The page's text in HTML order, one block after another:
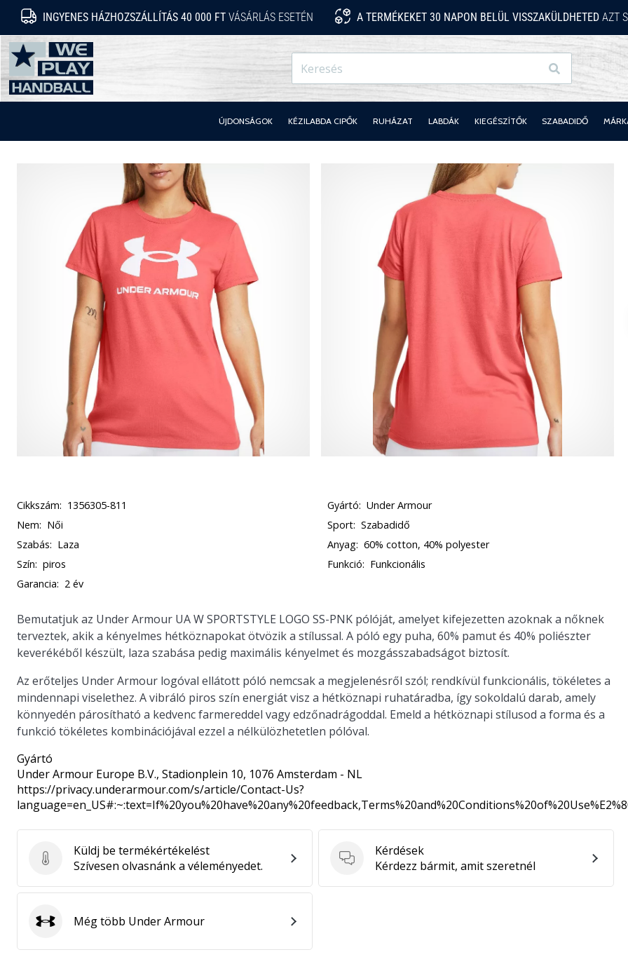
INGYENES HÁZHOZSZÁLLÍTÁS 40 000 FT VÁSÁRLÁS ESETÉN A TERMÉKEKET 30 NAPON BELÜL VISSZAKÜLDHETEDAZT
WePlayHandball.hu
Keresés
ÚJDONSÁGOK KÉZILABDA CIPŐK RUHÁZAT LABDÁK KIEGÉSZÍTŐK SZABADIDŐ
Cikkszám: 1356305-811 Gyártó: Under Armour
Nem: Női Sport: Szabadidő
Szabás: Laza Anyag: 60% cotton, 40% polyester
Szín: piros Funkció: Funkcionális
Garancia: 2 év
Bemutatjuk az Under Armour UA W SPORTSTYLE LOGO SS-PNK pólóját, amelyet kifejezetten azoknak a nőknek
terveztek, akik a kényelmes hétköznapokat ötvözik a stílussal. A póló egy puha, 60% pamut és 40% poliészter
keverékéből készült, laza szabása pedig maximális kényelmet és mozgásszabadságot biztosít.
Az erőteljes Under Armour logóval ellátott póló nemcsak a megjelenésről szól; rendkívül funkcionális, tökéletes a
mindennapi viselethez. A vibráló piros szín energiát visz a hétköznapi ruhatáradba, így sokoldalú darab, amely
könnyedén párosítható a kedvenc farmereddel vagy edzőnadrágoddal. Emeld a hétköznapi stílusod a forma és a
funkció tökéletes kombinációjával ezzel a nélkülözhetetlen pólóval.
Gyártó
Under Armour Europe B.V., Stadionplein 10, 1076 Amsterdam - NL
https://privacy.underarmour.com/s/article/Contact-Us?
Küldj be termékértékelést
Küldj be termékértékelést
Szívesen olvasnánk a véleményedet.
Kérdések
Kérdések
Kérdezz bármit, amit szeretnél
Under Armour
Még több Under Armour